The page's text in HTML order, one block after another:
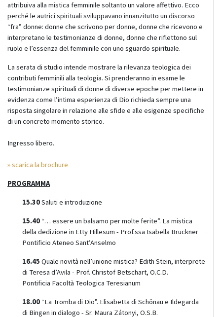
attribuiva alla mistica femminile soltanto un valore affettivo. Ecco
perché le autrici spirituali sviluppavano innanzitutto un discorso
“fra” donne: donne che scrivono per donne, donne che ricevono e
interpretano le testimonianze di donne, donne che riflettono sul
ruolo e l’essenza del femminile con uno sguardo spirituale.
La serata di studio intende mostrare la rilevanza teologica dei
contributi femminili alla teologia. Si prenderanno in esame le
testimonianze spirituali di donne di diverse epoche per mettere in
evidenza come l’intima esperienza di Dio richieda sempre una
risposta singolare in relazione alle sfide e alle esigenze specifiche
di un concreto momento storico.
Ingresso libero.
» scarica la brochure
PROGRAMMA
15.30Saluti e introduzione
15.40 “… essere un balsamo per molte ferite”. La mistica
della dedizione in Etty Hillesum - Prof.ssa Isabella Bruckner
Pontificio Ateneo Sant’Anselmo
16.45 Quale novità nell’unione mistica? Edith Stein, interprete
di Teresa d’Avila - Prof. Christof Betschart, O.C.D.
Pontificia Facoltà Teologica Teresianum
18.00 “La Tromba di Dio”. Elisabetta di Schönau e Ildegarda
di Bingen in dialogo - Sr. Maura Zátonyi, O.S.B.